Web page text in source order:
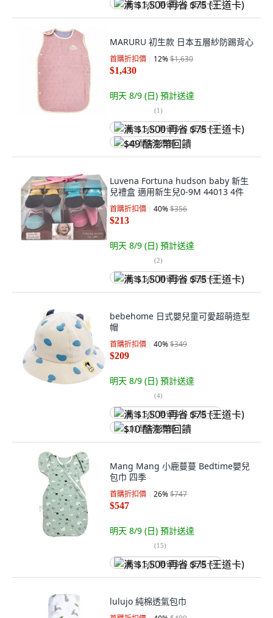
满 $1,500 再省 $75 (王道卡)
MARURU 初生款 日本五層紗防踢背心
首購折扣價 12%$1,630
$1,430
明天 8/9 (日) 預計送達
(1)
满 $1,500 再省 $75 (王道卡)
$49 酷澎幣回饋
Luvena Fortuna hudson baby 新生
兒禮盒 適用新生兒0-9M 44013 4件
首購折扣價 40%$356
$213
明天 8/9 (日) 預計送達
(2)
满 $1,500 再省 $75 (王道卡)
bebehome 日式嬰兒童可愛超萌造型
帽
首購折扣價 40%$349
$209
明天 8/9 (日) 預計送達
(4)
满 $1,500 再省 $75 (王道卡)
$10 酷澎幣回饋
Mang Mang 小鹿蔓蔓 Bedtime嬰兒
包巾 四季
首購折扣價 26%$747
$547
明天 8/9 (日) 預計送達
(15)
满 $1,500 再省 $75 (王道卡)
lulujo 純棉透氣包巾